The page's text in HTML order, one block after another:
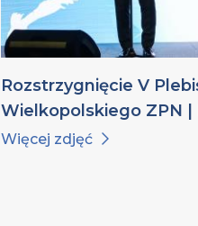
Rozstrzygnięcie V
Wielkopolskiego ZPN |
Więcej zdjęć